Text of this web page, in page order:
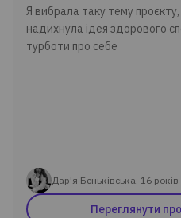
Я вибрала таку тему
надихнула ідея здорового
турботи про себе
Дар'я Беньківська, 16 років
Переглянути